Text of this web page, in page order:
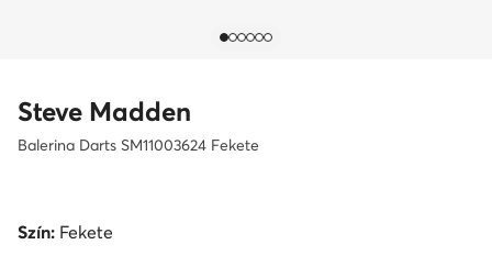
Steve Madden
Balerina Darts SM11003624 Fekete
Szín: Fekete